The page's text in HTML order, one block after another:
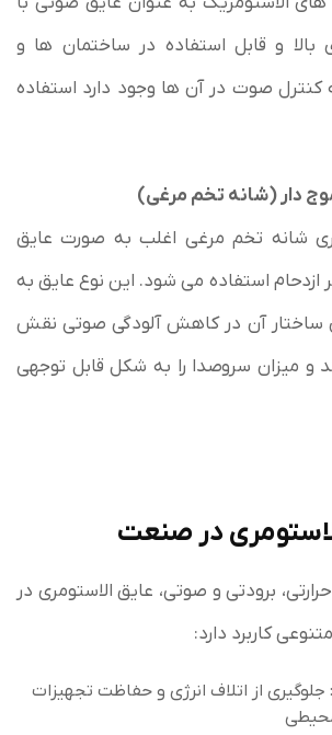
و قابل استفاده در ساختمان ها و
کنترل صوت در آن ها وجود دارد استفاده
دار (شانه تخم مرغی)
شانه تخم مرغی اغلب به صورت عایق
استفاده می شود. این نوع عایق به
ساختار آن در کاهش آلودگی صوتی نقش
و میزان سروصدا را به شکل قابل توجهی
در صنعت
برودتی و صوتی، عایق الاستومری در
کاربرد دارد:
از اتلاف انرژی و حفاظت تجهیزات